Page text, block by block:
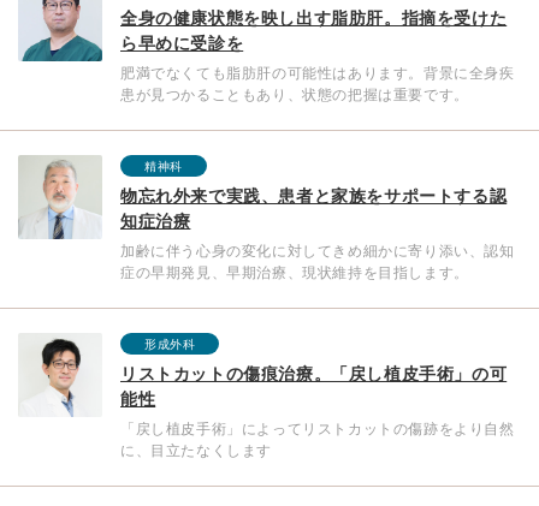
全身の健康状態を映し出す脂肪肝。指摘を受けた
ら早めに受診を
肥満でなくても脂肪肝の可能性はあります。背景に全身疾
患が見つかることもあり、状態の把握は重要です。
精神科
物忘れ外来で実践、患者と家族をサポートする認
知症治療
加齢に伴う心身の変化に対してきめ細かに寄り添い、認知
症の早期発見、早期治療、現状維持を目指します。
形成外科
リストカットの傷痕治療。「戻し植皮手術」の可
能性
「戻し植皮手術」によってリストカットの傷跡をより自然
に、目立たなくします